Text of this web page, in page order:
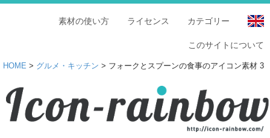
カテゴリー
ライセンス
素材の使い方
このサイトについて
HOME > グルメ・キッチン > フォークとスプーンの食事のアイコン素材 3